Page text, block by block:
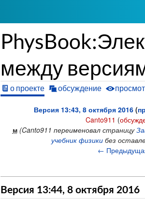
между
о проекте обсуждение
Версия 13:43, 8 октября 2016 (
Canto911 (
м (Canto911 переименовал страницу
учебник физики без
←
Версия 13:44, 8 октября 2016